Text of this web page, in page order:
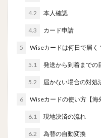
4.2 本人確認
4.3 カード申請
5 Wiseカードは何日で届く
5.1 発送から到着までの
5.2 届かない場合の対処
6 Wiseカードの使い方【海
6.1 現地決済の流れ
6.2 為替の自動変換